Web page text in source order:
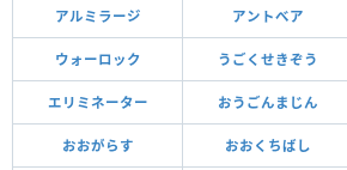
アルミラージ アントべア
ウォーロック うごくせきぞう
エリミネーター おうごんまじん
おおがらす おおくちばし